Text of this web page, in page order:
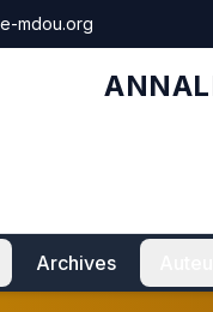
mdou.org
Archives